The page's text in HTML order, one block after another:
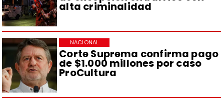
alta criminalidad
Corte Suprema confirma pago
de $1.000 millones por caso
ProCultura
NACIONAL